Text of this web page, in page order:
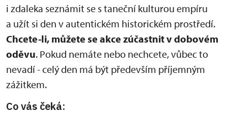
i zdaleka seznámit se s taneční kulturou empíru
a užít si den v autentickém historickém prostředí.
Chcete-li, můžete se akce zúčastnit v dobovém
oděvu. Pokud nemáte nebo nechcete, vůbec to
nevadí - celý den má být především příjemným
zážitkem.
Co vás čeká: